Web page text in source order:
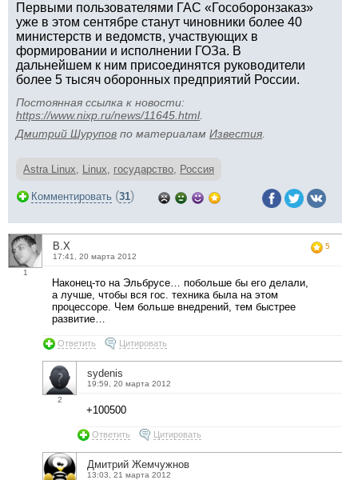
Первыми пользователями ГАС «Гособоронзаказ»
уже в этом сентябре станут чиновники более 40
министерств и ведомств, участвующих в
формировании и исполнении ГОЗа. В
дальнейшем к ним присоединятся руководители
более 5 тысяч оборонных предприятий России.
Постоянная ссылка к новости:
https://www.nixp.ru/news/11645.html.
Дмитрий Шурупов по материалам Известия
Astra Linux, Linux, государство, Россия
Комментировать (31)
1
B.X
17:41, 20 марта 2012
5
Наконец-то на Эльбрусе… побольше бы его делали,
а лучше, чтобы вся гос. техника была на этом
процессоре. Чем больше внедрений, тем быстрее
развитие…
Ответить Цитировать
2
sydenis
19:59, 20 марта 2012
+100500
Ответить Цитировать
Дмитрий Жемчужнов
13:03, 21 марта 2012